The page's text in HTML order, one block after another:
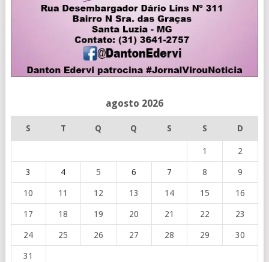
agosto 2026
S T Q Q S S D
1 2
3 4 5 6 7 8 9
10 11 12 13 14 15 16
17 18 19 20 21 22 23
24 25 26 27 28 29 30
31